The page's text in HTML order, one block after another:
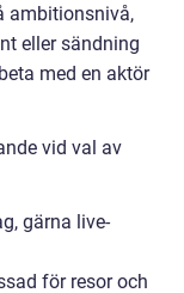
ambitionsnivå,
eller sändning
med en aktör
vid val av
gärna live-
för resor och